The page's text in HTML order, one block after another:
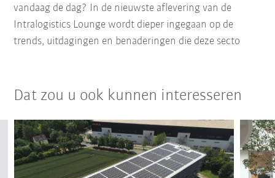
vandaag de dag? In de nieuwste aflevering van de
Intralogistics Lounge wordt dieper ingegaan op de
trends, uitdagingen en benaderingen die deze secto
Dat zou u ook kunnen interesseren